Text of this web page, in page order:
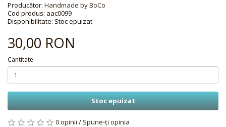
Producător: Handmade by BoCo
Cod produs: aac0099
Disponibilitate: Stoc epuizat
30,00 RON
Cantitate
Stoc epuizat
0 opinii / Spune-ţi opinia